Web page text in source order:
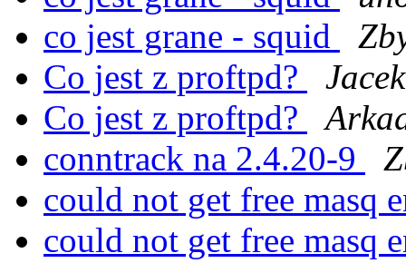
co jest grane - squid
Co jest z proftpd?
Co jest z proftpd?
conntrack na 2.4.20-9
could not get free masq
could not get free masq